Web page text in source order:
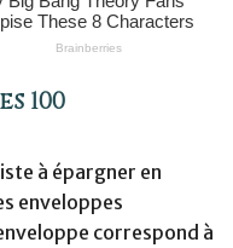
100
à épargner en
enveloppes
correspond à